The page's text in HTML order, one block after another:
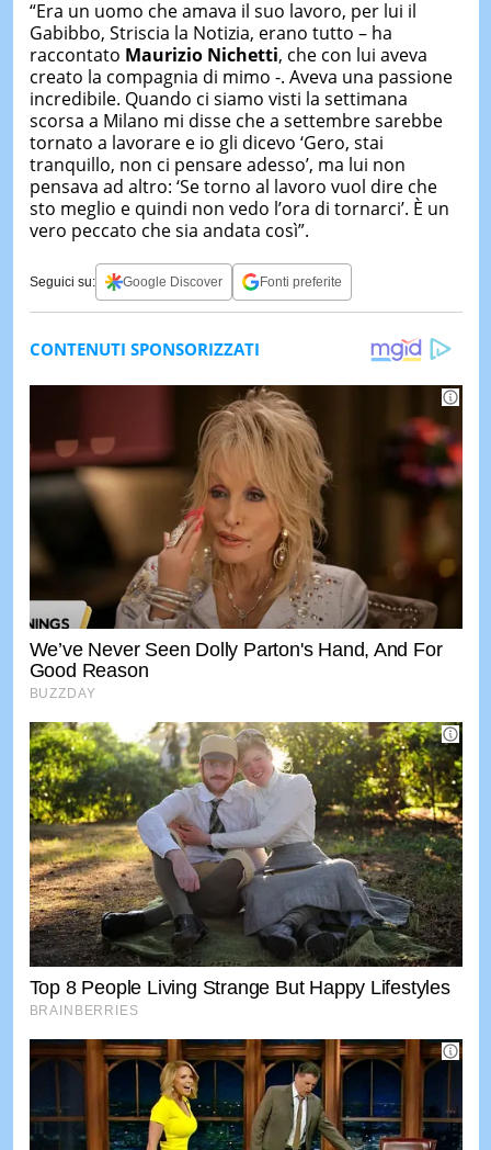
“Era un uomo che amava il suo lavoro, per lui il
Gabibbo, Striscia la Notizia, erano tutto – ha
raccontato Maurizio Nichetti, che con lui aveva
creato la compagnia di mimo -. Aveva una passione
incredibile. Quando ci siamo visti la settimana
scorsa a Milano mi disse che a settembre sarebbe
tornato a lavorare e io gli dicevo ‘Gero, stai
tranquillo, non ci pensare adesso’, ma lui non
pensava ad altro: ‘Se torno al lavoro vuol dire che
sto meglio e quindi non vedo l’ora di tornarci’. È un
vero peccato che sia andata così”.
Seguici su: Google Discover Fonti preferite